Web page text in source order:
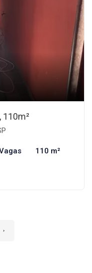
110m²
110 m²
›